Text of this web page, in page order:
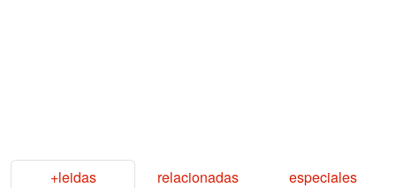
+leidas relacionadas
especiales